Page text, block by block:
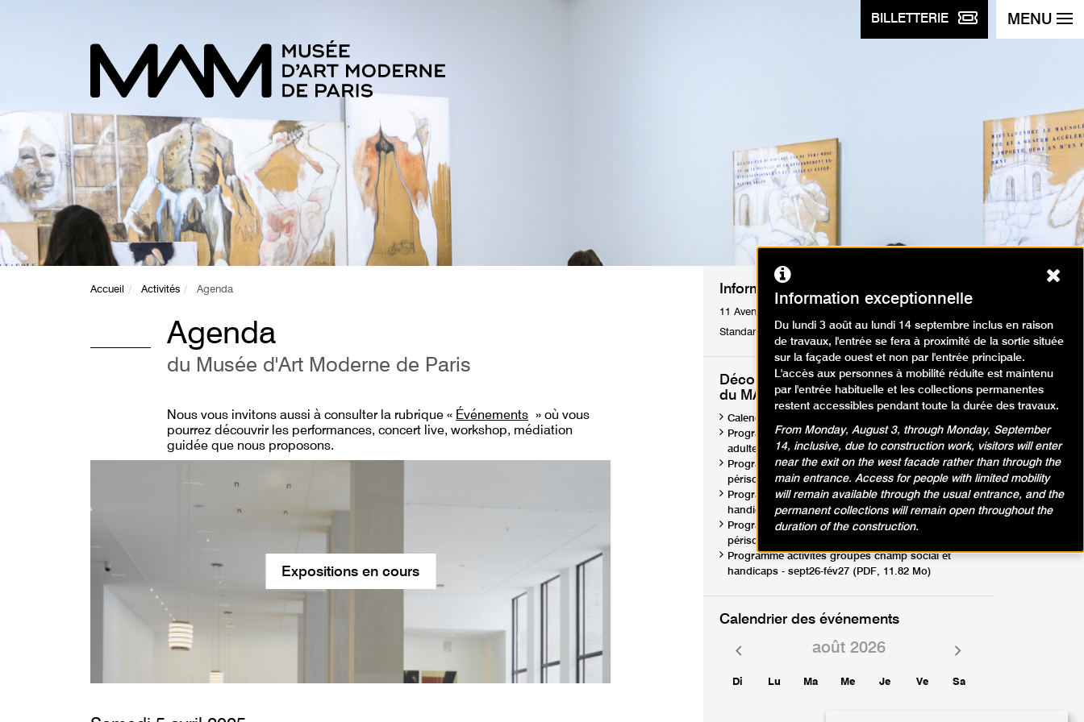
BILLETTERIE MENU
Accueil Activités Agenda
Agenda
du Musée d'Art Moderne de Paris
Nous vous invitons aussi à consulter la rubrique « Événements » où vous
pourrez découvrir les performances, concert live, workshop, médiation
guidée que nous proposons.
Expositions en cours
Informations pratiques
11 Avenue du Président Wilson 75116 Paris
Standard : Tél. +33 1 53 67 40 00
Découvrez les programmes d'activités
du MAM Paris !
Calendrier d'activités - avril-août26 (PDF, 1.88 Mo)
Programme activités en famille, enfants, ados,
adultes - avril-août26 (PDF, 12.57 Mo)
Programme activités groupes scolaires,
périscolaires - avril-août26 (PDF, 8.95 Mo)
Programme activités groupes champ social et
handicaps - avril-août26 (PDF, 9.44 Mo)
Programme activités groupes scolaires,
périscolaires - sept26-fév27 (PDF, 6.85 Mo)
Programme activités groupes champ social et
handicaps - sept26-fév27 (PDF, 11.82 Mo)
Calendrier des événements
août 2026
Di Lu Ma Me Je Ve Sa
Mois
Mois
Information exceptionnelle
Du lundi 3 août au lundi 14 septembre inclus en raison
de travaux, l'entrée se fera à proximité de la sortie située
sur la façade ouest et non par l'entrée principale.
L'accès aux personnes à mobilité réduite est maintenu
par l'entrée habituelle et les collections permanentes
restent accessibles pendant toute la durée des travaux.
From Monday, August 3, through Monday, September
14, inclusive, due to construction work, visitors will enter
near the exit on the west facade rather than through the
main entrance. Access for people with limited mobility
will remain available through the usual entrance, and the
permanent collections will remain open throughout the
duration of the construction.